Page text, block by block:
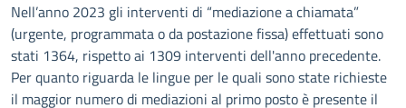
Nell’anno 2023 gli interventi di “mediazione a chiamata”
(urgente, programmata o da postazione fissa) effettuati sono
stati 1364, rispetto ai 1309 interventi dell'anno precedente.
Per quanto riguarda le lingue per le quali sono state richieste
il maggior numero di mediazioni al primo posto è presente il